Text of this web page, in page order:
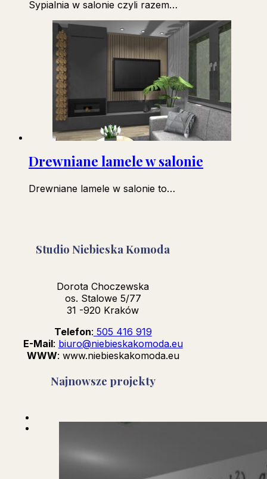
Sypialnia w salonie czyli razem…
Drewniane lamele w salonie
Drewniane lamele w salonie to…
Studio Niebieska Komoda
Dorota Choczewska
os. Stalowe 5/77
31 -920 Kraków
Telefon: 505 416 919
E-Mail: biuro@niebieskakomoda.eu
WWW: www.niebieskakomoda.eu
Najnowsze projekty